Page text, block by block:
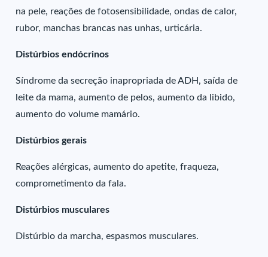
na pele, reações de fotosensibilidade, ondas de calor,
rubor, manchas brancas nas unhas, urticária.
Distúrbios endócrinos
Síndrome da secreção inapropriada de ADH, saída de
leite da mama, aumento de pelos, aumento da libido,
aumento do volume mamário.
Distúrbios gerais
Reações alérgicas, aumento do apetite, fraqueza,
comprometimento da fala.
Distúrbios musculares
Distúrbio da marcha, espasmos musculares.